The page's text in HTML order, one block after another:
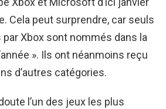
Cela peut surprendre, car seuls
Xbox sont nommés dans la
». Ils ont néanmoins reçu
d’autres catégories.
l’un des jeux les plus